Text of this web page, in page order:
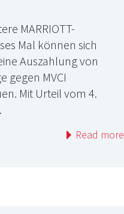
MARRIOTT-
Mal können sich
Auszahlung von
gegen MVCI
Mit Urteil vom 4.
Read more